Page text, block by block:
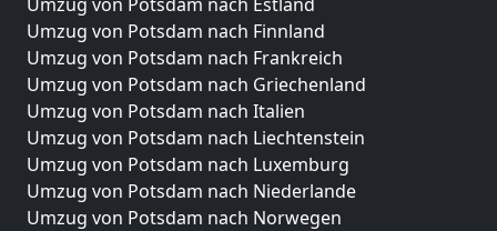
Umzug von Potsdam nach Finnland
Umzug von Potsdam nach Frankreich
Umzug von Potsdam nach Griechenland
Umzug von Potsdam nach Italien
Umzug von Potsdam nach Liechtenstein
Umzug von Potsdam nach Luxemburg
Umzug von Potsdam nach Niederlande
Umzug von Potsdam nach Norwegen